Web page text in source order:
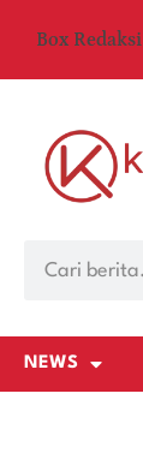
Box Redaksi
NEWS